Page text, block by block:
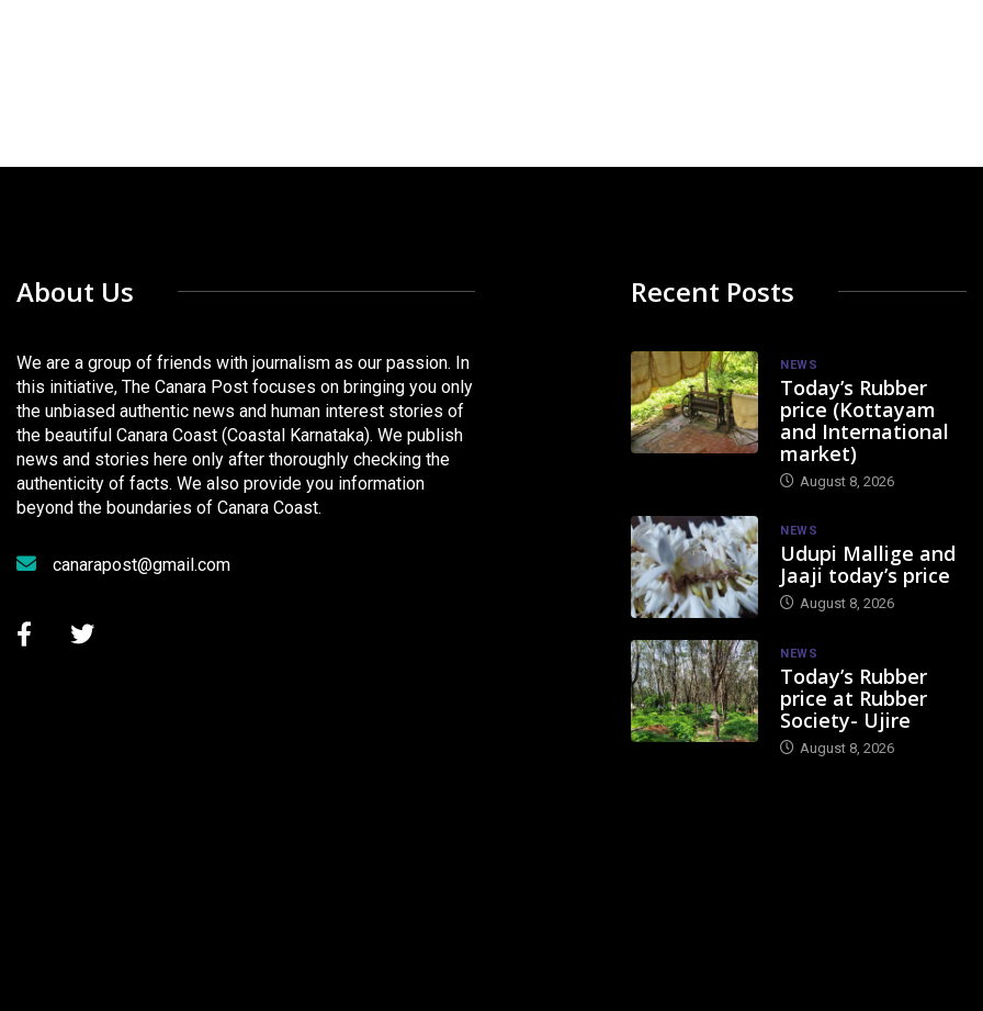
About Us
We are a group of friends with journalism as our passion. In
this initiative, The Canara Post focuses on bringing you only
the unbiased authentic news and human interest stories of
the beautiful Canara Coast (Coastal Karnataka). We publish
news and stories here only after thoroughly checking the
authenticity of facts. We also provide you information
beyond the boundaries of Canara Coast.
canarapost@gmail.com
Recent Posts
NEWS
Today’s Rubber
price (Kottayam
and International
market)
August 8, 2026
NEWS
Udupi Mallige and
Jaaji today’s price
August 8, 2026
NEWS
Today’s Rubber
price at Rubber
Society- Ujire
August 8, 2026